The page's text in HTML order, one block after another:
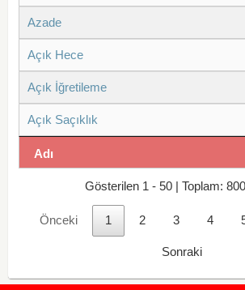
Adı
Azade
Açık Hece
Açık İğretileme
Açık Saçıklık
Gösterilen 1 - 50 | Toplam:
Önceki 1 2 3 4
Sonraki